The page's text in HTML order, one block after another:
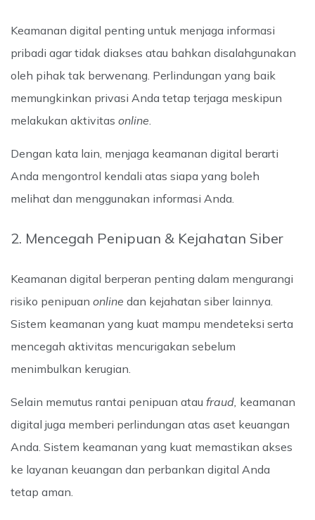
Keamanan digital penting untuk menjaga informasi
pribadi agar tidak diakses atau bahkan disalahgunakan
oleh pihak tak berwenang. Perlindungan yang baik
memungkinkan privasi Anda tetap terjaga meskipun
melakukan aktivitas online.
Dengan kata lain, menjaga keamanan digital berarti
Anda mengontrol kendali atas siapa yang boleh
melihat dan menggunakan informasi Anda.
2. Mencegah Penipuan & Kejahatan Siber
Keamanan digital berperan penting dalam mengurangi
risiko penipuan online dan kejahatan siber lainnya.
Sistem keamanan yang kuat mampu mendeteksi serta
mencegah aktivitas mencurigakan sebelum
menimbulkan kerugian.
Selain memutus rantai penipuan atau fraud, keamanan
digital juga memberi perlindungan atas aset keuangan
Anda. Sistem keamanan yang kuat memastikan akses
ke layanan keuangan dan perbankan digital Anda
tetap aman.